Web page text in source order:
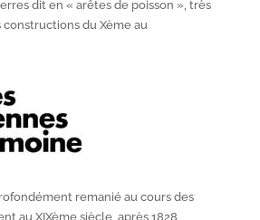
dit en « arêtes de poisson », très
du Xèmeau
remanié au cours des
au XIXèmesiècle, après 1828,